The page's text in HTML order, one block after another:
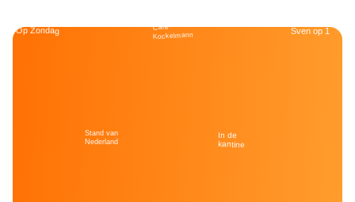
Op Zondag
Stand van
Nederland
Café
Kockelmann
In de
kantine
Sven op 1